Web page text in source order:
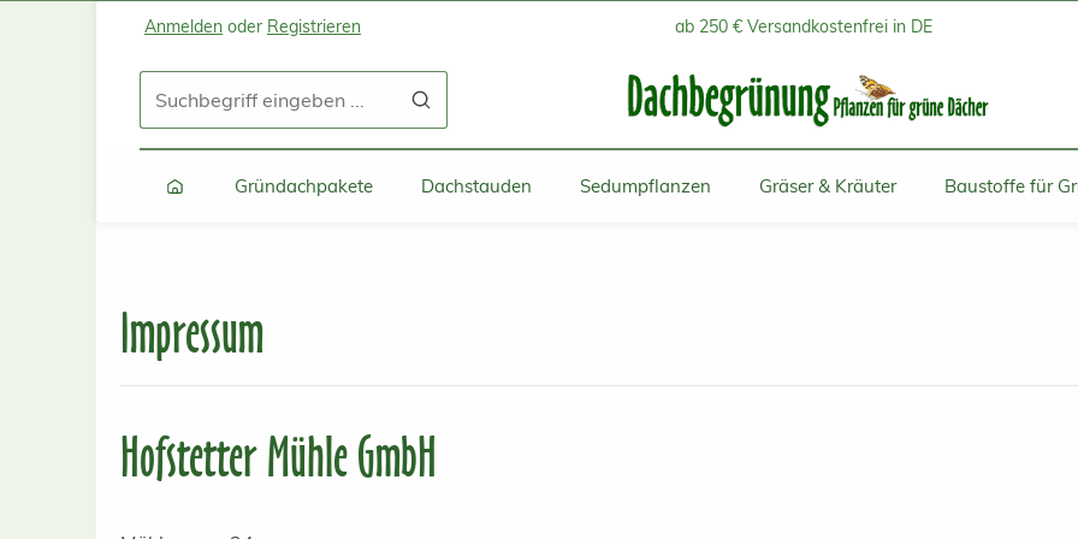
Zum Hauptinhalt springen
Zur Suche springen
Zur Hauptnavigation springen
Anmelden oder Registrieren ab 250 € Versandkostenfrei in DE
Gründachpakete Dachstauden Sedumpflanzen Gräser & Kräuter Baustoffe für
Impressum
Hofstetter Mühle GmbH